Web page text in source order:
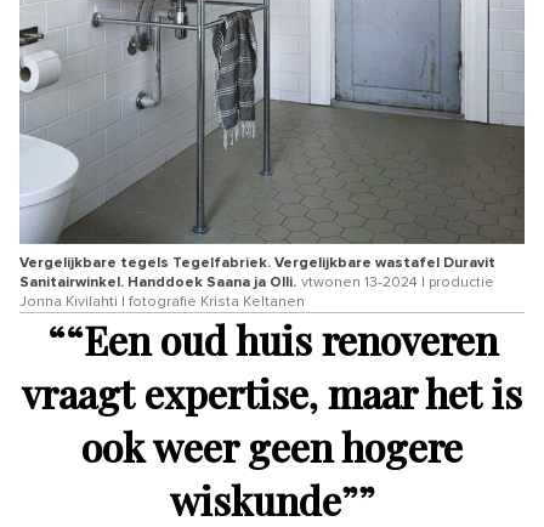
Vergelijkbare tegels Tegelfabriek. Vergelijkbare wastafel Duravit
Sanitairwinkel. Handdoek Saana ja Olli. vtwonen 13-2024 | productie
Jonna Kivilahti | fotografie Krista Keltanen
““Een oud huis renoveren
vraagt expertise, maar het is
ook weer geen hogere
wiskunde””